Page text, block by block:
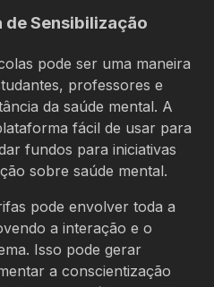
de Sensibilização
pode ser uma maneira
professores e
da saúde mental. A
fácil de usar para
fundos para iniciativas
sobre saúde mental.
pode envolver toda a
a interação e o
Isso pode gerar
a conscientização